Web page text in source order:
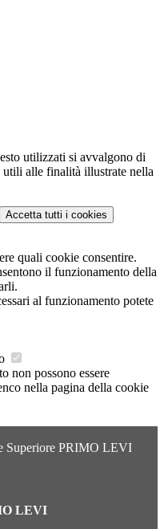
utilizzati si avvalgono di
utili alle finalità illustrate nella
Accetta tutti i cookies
quali cookie consentire.
il funzionamento della
al funzionamento potete
non possono essere
nella pagina della cookie
Superiore PRIMO LEVI
LEVI